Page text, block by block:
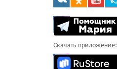
Скачать приложение: